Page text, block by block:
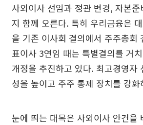
사외이사 선임과 정관 변경, 자본
지 함께 오른다. 특히 우리금융은
을 기존 이사회 결의에서 주주총회
표이사 3연임 때는 특별결의를 거
개정을 추진하고 있다. 최고경영자
성을 높이고 주주 통제 장치를 강
눈에 띄는 대목은 사외이사 안건을